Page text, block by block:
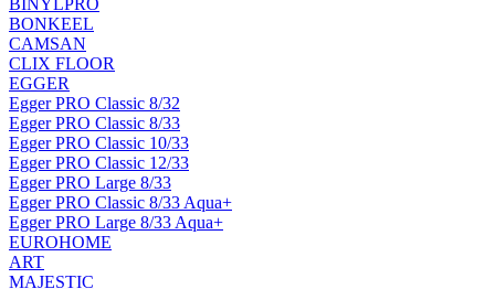
BINYLPRO
BONKEEL
CAMSAN
CLIX FLOOR
EGGER
Egger PRO Classic 8/32
Egger PRO Classic 8/33
Egger PRO Classic 10/33
Egger PRO Classic 12/33
Egger PRO Large 8/33
Egger PRO Classic 8/33 Aqua+
Egger PRO Large 8/33 Aqua+
EUROHOME
ART
MAJESTIC